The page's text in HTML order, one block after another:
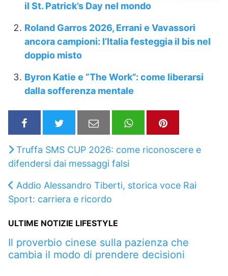
il St. Patrick’s Day nel mondo
Roland Garros 2026, Errani e Vavassori
ancora campioni: l’Italia festeggia il bis nel
doppio misto
Byron Katie e “The Work”: come liberarsi
dalla sofferenza mentale
Truffa SMS CUP 2026: come riconoscere e
difendersi dai messaggi falsi
Addio Alessandro Tiberti, storica voce Rai
Sport: carriera e ricordo
ULTIME NOTIZIE LIFESTYLE
Il proverbio cinese sulla pazienza che
cambia il modo di prendere decisioni